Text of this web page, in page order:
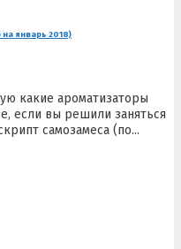
январь 2018)
какие ароматизаторы
если вы решили заняться
самозамеса (по...